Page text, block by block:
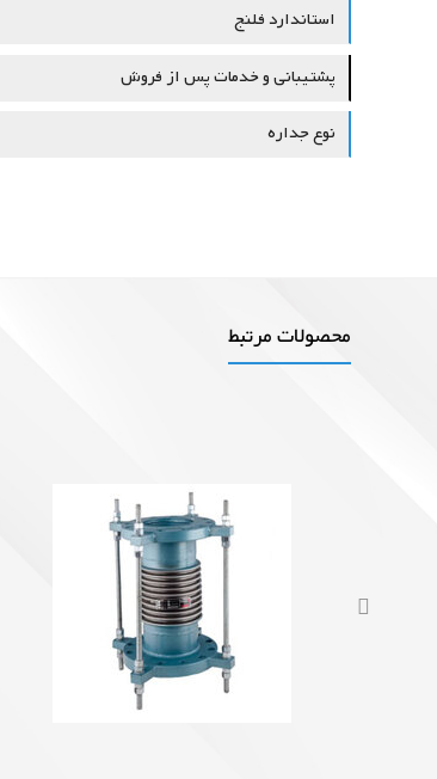
استاندارد فلنج
پشتیبانی و خدمات پس از فروش
نوع جداره
محصولات مرتبط